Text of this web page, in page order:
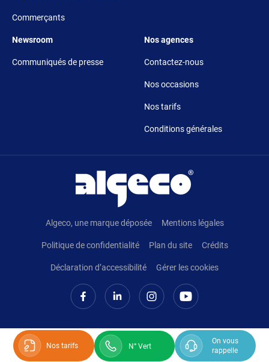
Nos tarifs N° Vert
On vous
rappelle
Commerçants
Footer 5
Newsroom
Communiqués de presse
Footer 6
Nos agences
Contactez-nous
Nos occasions
Nos tarifs
Conditions générales
Algeco, une marque déposée Mentions légales
Politique de confidentialité Plan du site Crédits
Déclaration d’accessibilité Gérer les cookies